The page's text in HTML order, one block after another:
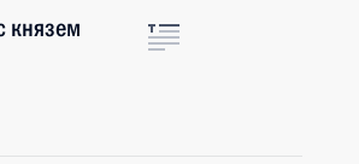
князем